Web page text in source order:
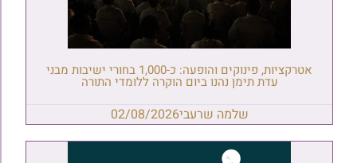
אטרקציות, פינוקים והופעה: כ-1,000 בחורי ישיבות מבני
עדת תימן נהנו ביום הוקרה ללומדי התורה
שלמה שרעבי02/08/2026